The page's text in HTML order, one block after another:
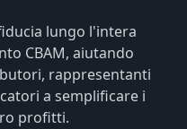
lungo l'intera
CBAM, aiutando
rappresentanti
a semplificare i
profitti.